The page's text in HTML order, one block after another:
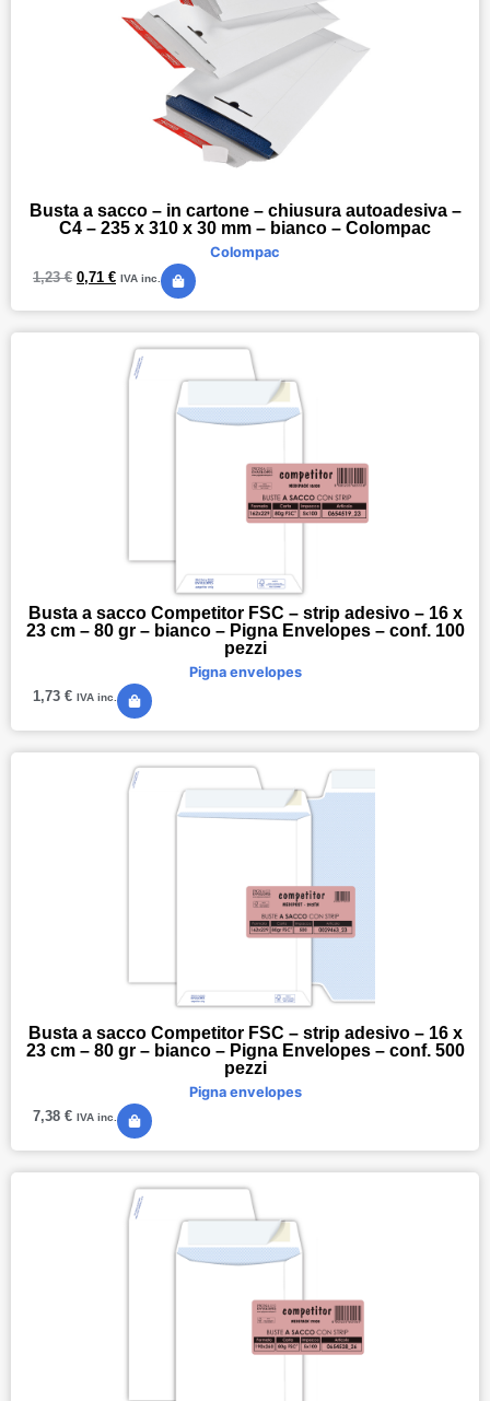
Busta a sacco – in cartone – chiusura autoadesiva –
C4 – 235 x 310 x 30 mm – bianco – Colompac
Colompac
1,23€ 0,71 € IVA inc.
Busta a sacco Competitor FSC – strip adesivo – 16 x
23 cm – 80 gr – bianco – Pigna Envelopes – conf. 100
pezzi
Pigna envelopes
1,73 € IVA inc.
Busta a sacco Competitor FSC – strip adesivo – 16 x
23 cm – 80 gr – bianco – Pigna Envelopes – conf. 500
pezzi
Pigna envelopes
7,38 € IVA inc.